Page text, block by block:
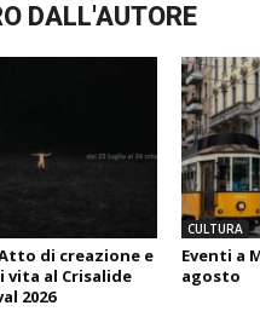
DALL'AUTORE
di creazione e
vita al Crisalide
2026
CULTURA
Eventi a
agosto